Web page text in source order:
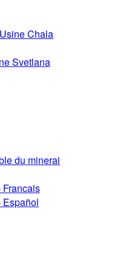
Chala
Svetlana
du minerai
Francais
Español